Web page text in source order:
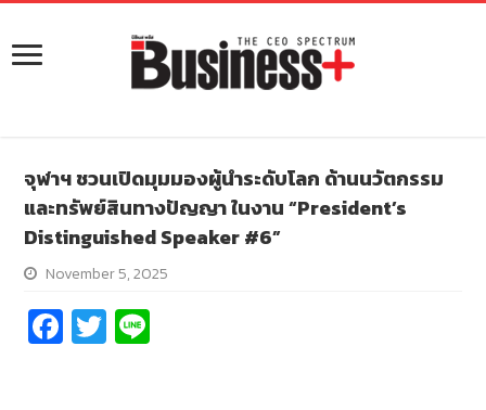
จุฬาฯ ชวนเปิดมุมมองผู้นำระดับโลก ด้านนวัตกรรม
และทรัพย์สินทางปัญญา ในงาน “President’s
Distinguished Speaker #6”
November 5, 2025
Fa
ce
T
wi